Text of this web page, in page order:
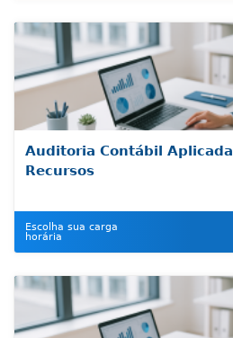
Auditoria Contábil
Recursos
Escolha sua carga
horária